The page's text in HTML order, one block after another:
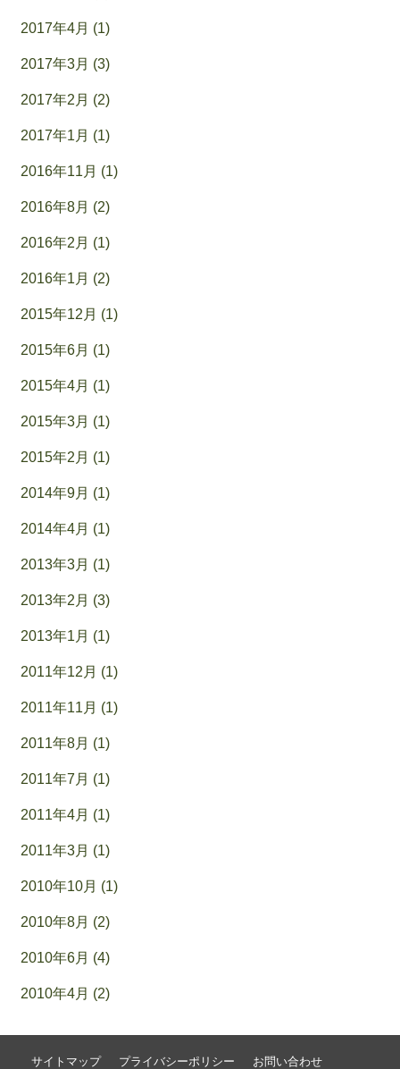
2017年4月 (1)
2017年3月 (3)
2017年2月 (2)
2017年1月 (1)
2016年11月 (1)
2016年8月 (2)
2016年2月 (1)
2016年1月 (2)
2015年12月 (1)
2015年6月 (1)
2015年4月 (1)
2015年3月 (1)
2015年2月 (1)
2014年9月 (1)
2014年4月 (1)
2013年3月 (1)
2013年2月 (3)
2013年1月 (1)
2011年12月 (1)
2011年11月 (1)
2011年8月 (1)
2011年7月 (1)
2011年4月 (1)
2011年3月 (1)
2010年10月 (1)
2010年8月 (2)
2010年6月 (4)
2010年4月 (2)
サイトマップ プライバシーポリシー お問い合わせ